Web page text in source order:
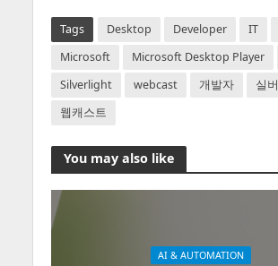
Tags Desktop Developer IT
Microsoft
Microsoft Desktop Player
Silverlight
webcast 개발자
실
웹캐스트
You may also like
AI & AUTOMATION